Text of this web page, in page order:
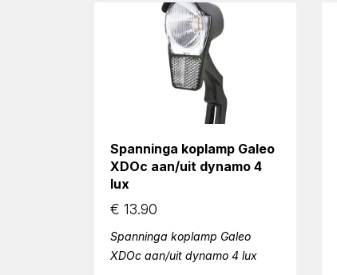
Spanninga koplamp Galeo
XDOc aan/uit dynamo 4
lux
€ 13.90
Spanninga koplamp Galeo
XDOc aan/uit dynamo 4 lux